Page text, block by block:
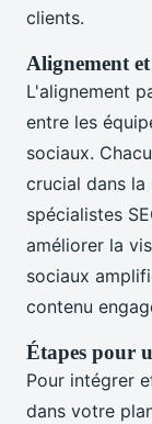
clients.
Alignement
L'alignement
entre les
sociaux.
crucial dans la
spécialistes
améliorer la
sociaux
contenu
Étapes pour
Pour intégrer
dans votre